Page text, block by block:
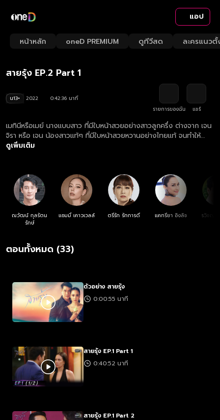
แอป
หน้าหลัก oneD PREMIUM ดูทีวีสด ละครแนวตั้
Loaded:
2.34%
Rate
สายรุ้ง EP.2 Part 1
น13+ 2022
0:42:36 นาที
รายการของฉัน
แชร์
เมทินีหรือเมย์ นางแบบสาว ที่มีใบหน้าสวยอย่างสาวลูกครึ่ง ต่างจาก เจน
จิรา หรือ เจน น้องสาวแท้ๆ ที่มีใบหน้าสวยหวานอย่างไทยแท้ จนทำให้
มัณฑนา แม่ของทั้งสองคนถูกนินทาว่านอกใจสามีคือ ฉายแสง ญาติพี่
ของเขา ทำให้เมทินีรักฉายแสงมาก ส่วนมัณฑนาตอบแทนความรักของ
ฉายแสงด้วยการเป็นแม่ที่ดีและภรรยาที่ดี จนกระทั่งฉายแสงเกิดอุบัติเหตุ
เสียชีวิต ชีวิตของเมทินีก็เปลี่ยนไป !
ดูเพิ่มเติม
ณวัฒน์ กุลรัตน
รักษ์
แซมมี่ เคาวเวลล์ ตรีรัก รักการดี แคทรียา อิงลิช รวิชญ์
ตอนทั้งหมด (33)
ตัวอย่าง สายรุ้ง
0:00:55 นาที
สายรุ้ง EP.1 Part 1
0:40:52 นาที
สายรุ้ง EP.1 Part 2